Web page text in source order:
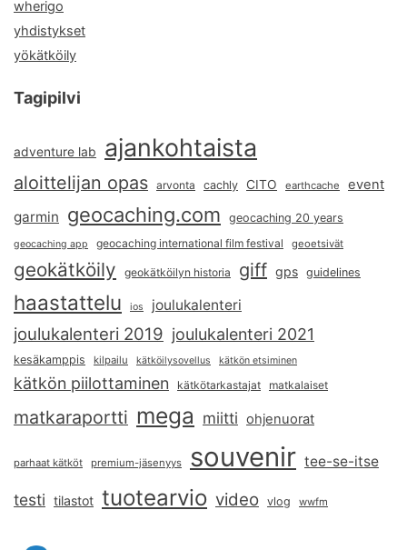
wherigo
yhdistykset
yökätköily
Tagipilvi
adventure lab ajankohtaista
aloittelijan opas arvonta cachly CITO earthcache event
garmin geocaching.com geocaching 20 years
geocaching app geocaching international film festival geoetsivät
geokätköily geokätköilyn historia giff gps guidelines
haastattelu ios joulukalenteri
joulukalenteri 2019 joulukalenteri 2021
kesäkamppis kilpailu kätköilysovellus kätkön etsiminen
kätkön piilottaminen kätkötarkastajat matkalaiset
matkaraportti mega miitti ohjenuorat
parhaat kätköt premium-jäsenyys souvenir tee-se-itse
testi tilastot tuotearvio video vlog wwfm